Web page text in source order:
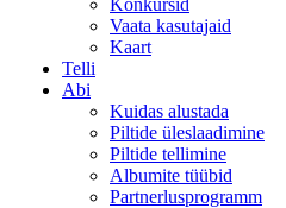
Konkursid
Vaata kasutajaid
Kaart
Telli
Abi
Kuidas alustada
Piltide üleslaadimine
Piltide tellimine
Albumite tüübid
Partnerlusprogramm